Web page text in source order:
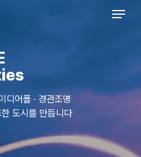
디어폴 · 경관조명
도시를 만듭니다